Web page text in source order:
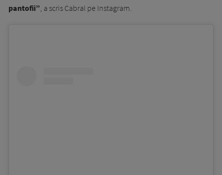
pantofii”, a scris Cabral pe Instagram.